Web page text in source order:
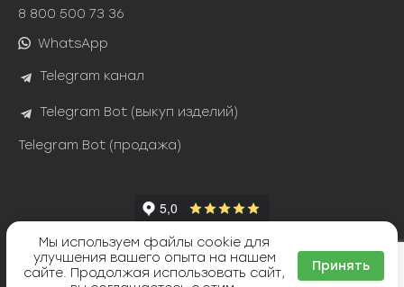
8 800 500 73 36
WhatsApp
Telegram канал
Telegram Bot (выкуп изделий)
Telegram Bot (продажа)
Яндекс Сплит
ТИНЬКОФФ РАССРОЧКА
©(ex)bags2026
Мы используем файлы cookie для
улучшения вашего опыта на нашем
сайте. Продолжая использовать сайт,
Принять